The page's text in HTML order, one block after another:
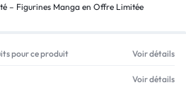
– Figurines Manga en Offre Limitée
pour ce produit Voir détails
Voir détails